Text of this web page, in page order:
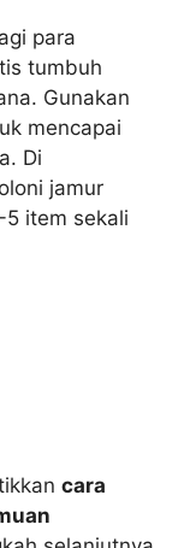
para
tumbuh
Gunakan
mencapai
Di
jamur
item sekali
cara